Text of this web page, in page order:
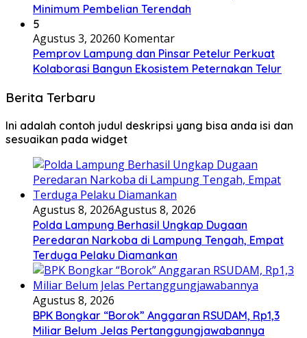
Minimum Pembelian Terendah
5
Agustus 3, 20260 Komentar
Pemprov Lampung dan Pinsar Petelur Perkuat
Kolaborasi Bangun Ekosistem Peternakan Telur
Berita Terbaru
Ini adalah contoh judul deskripsi yang bisa anda isi dan
sesuaikan pada widget
Agustus 8, 2026Agustus 8, 2026
Polda Lampung Berhasil Ungkap Dugaan
Peredaran Narkoba di Lampung Tengah, Empat
Terduga Pelaku Diamankan
Agustus 8, 2026
BPK Bongkar “Borok” Anggaran RSUDAM, Rp1,3
Miliar Belum Jelas Pertanggungjawabannya